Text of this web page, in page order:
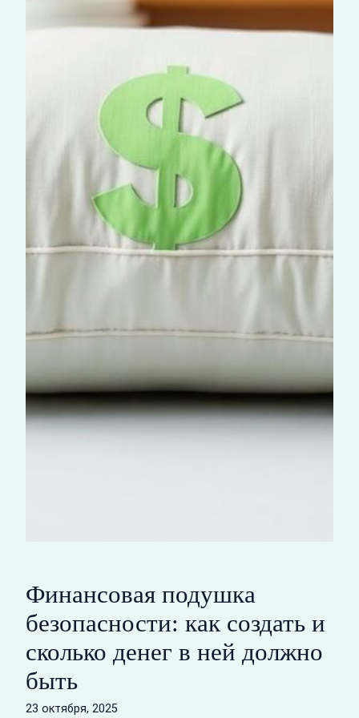
Финансовая подушка
безопасности: как создать и
сколько денег в ней должно
быть
23 октября, 2025